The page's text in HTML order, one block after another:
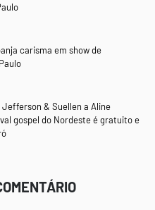
carisma em show de
Jefferson & Suellen a Aline
gospel do Nordeste é gratuito e